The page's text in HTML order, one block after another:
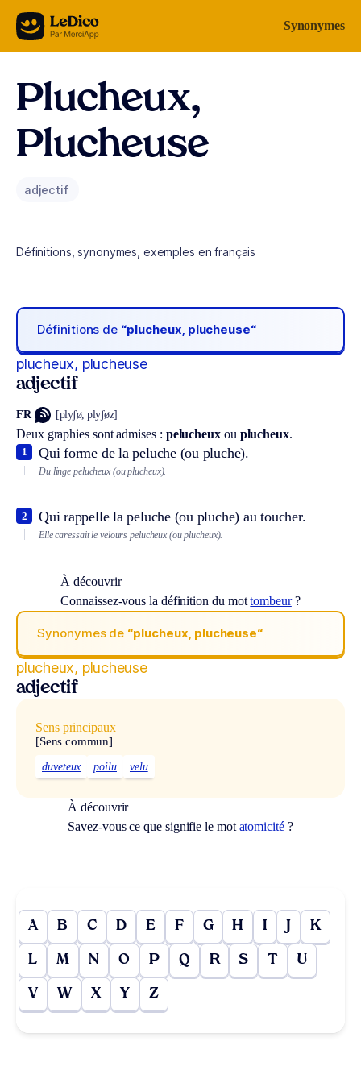
Aller au contenu Synonymes
Plucheux,
Plucheuse
adjectif
Définitions, synonymes, exemples en français
Définitions de “plucheux, plucheuse“
plucheux, plucheuse
adjectif
FR [plyʃø, plyʃøz]
Deux graphies sont admises : pelucheuxou plucheux.
Qui forme de la peluche (ou pluche).
1
Du linge pelucheux (ou plucheux).
Qui rappelle la peluche (ou pluche) au toucher.
2
Elle caressait le velours pelucheux (ou plucheux).
À découvrir
Connaissez-vous la définition du mottombeur?
Synonymes de “plucheux, plucheuse“
plucheux, plucheuse
adjectif
Sens principaux
[Sens commun]
duveteux poilu velu
À découvrir
Savez-vous ce que signifie le mot atomicité?
A B C D E F G H I J K
L M N O P Q R S T U
V W X Y Z